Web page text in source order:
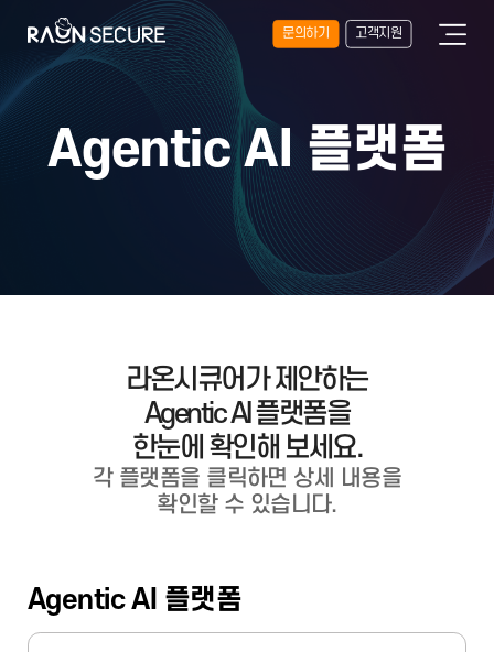
문의하기 고객지원
Agentic AI 플랫폼
라온시큐어가 제안하는
Agentic AI 플랫폼을
한눈에 확인해 보세요.
각 플랫폼을 클릭하면 상세 내용을
확인할 수 있습니다.
Agentic AI 플랫폼